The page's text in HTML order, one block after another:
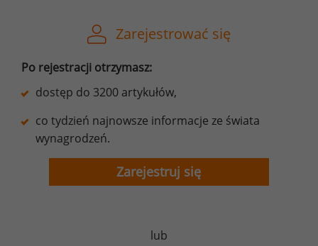
Zarejestrować się
Po rejestracji otrzymasz:
dostęp do 3200 artykułów,
co tydzień najnowsze informacje ze świata
wynagrodzeń.
Zarejestruj się
lub